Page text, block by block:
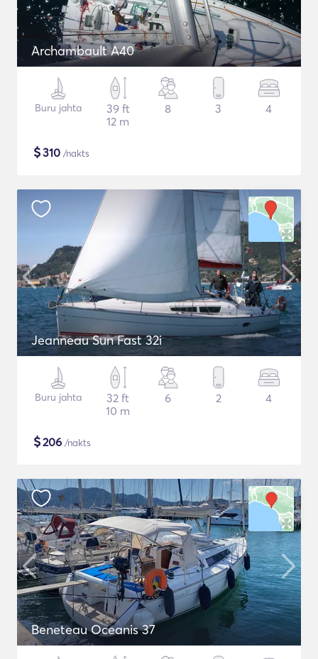
Archambault A40
Buru jahta
39 ft
12 m
8 3 4
$310 /nakts
Jeanneau Sun Fast 32i
Buru jahta
32 ft
10 m
6 2 4
$206 /nakts
Beneteau Oceanis 37